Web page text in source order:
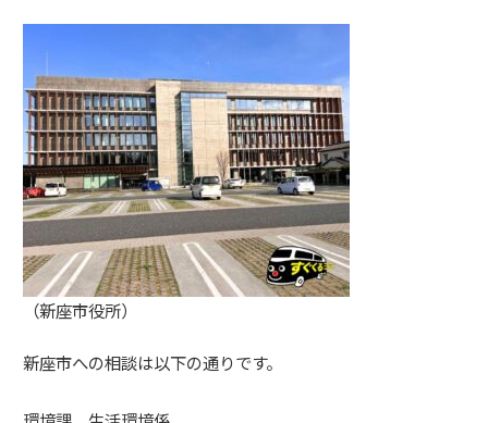
（新座市役所）
新座市への相談は以下の通りです。